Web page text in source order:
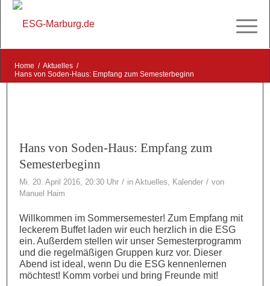
Home / Aktuelles /
Hans von Soden-Haus: Empfang zum Semesterbeginn
Hans von Soden-Haus: Empfang zum
Semesterbeginn
Mi. 20. April 2016, 20:30 Uhr / inAktuelles, Kalender / von
Manuel Haim
Willkommen im Sommersemester! Zum Empfang mit
leckerem Buffet laden wir euch herzlich in die ESG
ein. Außerdem stellen wir unser Semesterprogramm
und die regelmäßigen Gruppen kurz vor. Dieser
Abend ist ideal, wenn Du die ESG kennenlernen
möchtest! Komm vorbei und bring Freunde mit!